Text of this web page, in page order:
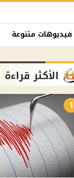
فيديوهات متنوعة
الأكثر قراءة
1